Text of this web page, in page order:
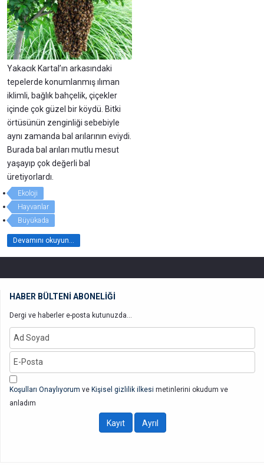
Yakacık Kartal’ın arkasındaki
tepelerde konumlanmış ılıman
iklimli, bağlık bahçelik, çiçekler
içinde çok güzel bir köydü. Bitki
örtüsünün zenginliği sebebiyle
aynı zamanda bal arılarının eviydi.
Burada bal arıları mutlu mesut
yaşayıp çok değerli bal
üretiyorlardı.
Ekoloji
Hayvanlar
Büyükada
Devamını okuyun...
HABER BÜLTENİ ABONELİĞİ
Dergi ve haberler e-posta kutunuzda...
Koşulları Onaylıyorum ve Kişisel gizlilik ilkesi metinlerini okudum ve
anladım